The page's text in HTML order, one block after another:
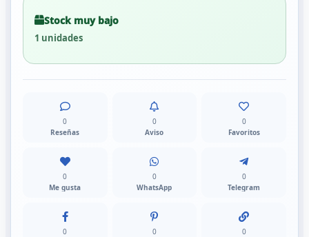
Stock muy bajo
1 unidades
0
Reseñas
0
Aviso
0
Favoritos
0
Me gusta
0
WhatsApp
0
Telegram
0
0
0